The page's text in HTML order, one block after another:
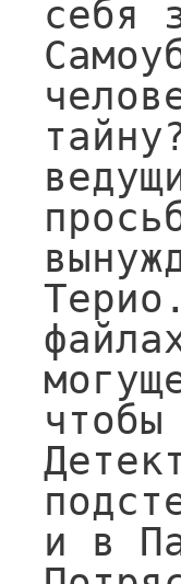
себя
и в